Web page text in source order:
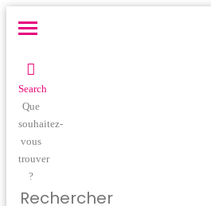
Search
Que
souhaitez-
vous
trouver
?